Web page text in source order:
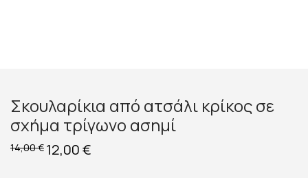
Σκουλαρίκια από ατσάλι κρίκος σε
σχήμα τρίγωνο ασημί
14,00€ Original
price
12,00€